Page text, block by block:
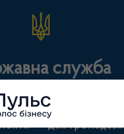
служба
за наркотиками у
Для